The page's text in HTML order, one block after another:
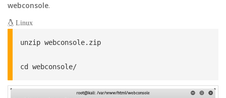
webconsole.
Linux
unzip webconsole.zip
cd webconsole/